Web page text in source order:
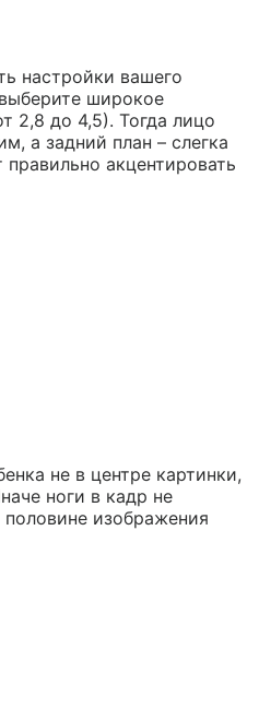
настройки вашего
широкое
2,8 до 4,5). Тогда лицо
а задний план – слегка
акцентировать
не в центре картинки,
ноги в кадр не
изображения